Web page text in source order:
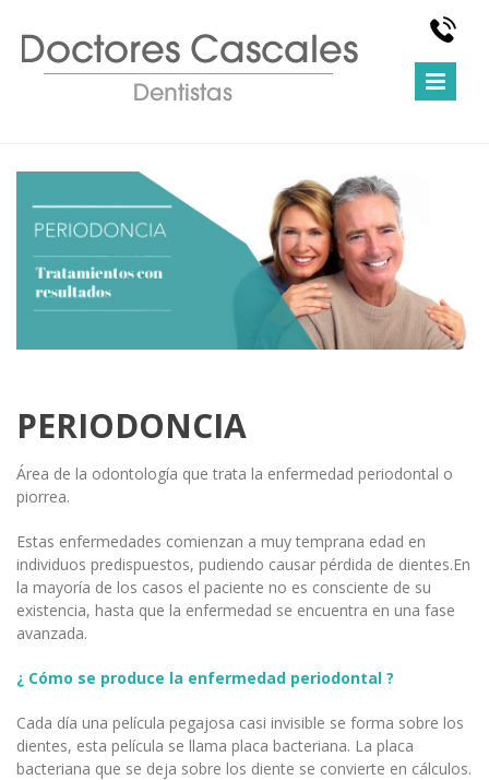
PERIODONCIA
Área de la odontología que trata la enfermedad periodontal o
piorrea.
Estas enfermedades comienzan a muy temprana edad en
individuos predispuestos, pudiendo causar pérdida de dientes.En
la mayoría de los casos el paciente no es consciente de su
existencia, hasta que la enfermedad se encuentra en una fase
avanzada.
¿ Cómo se produce la enfermedad periodontal ?
Cada día una película pegajosa casi invisible se forma sobre los
dientes, esta película se llama placa bacteriana. La placa
bacteriana que se deja sobre los diente se convierte en cálculos.